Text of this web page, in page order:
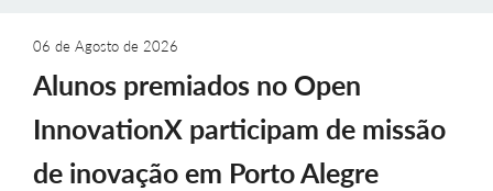
06 de Agosto de 2026
Alunos premiados no Open
InnovationX participam de missão
de inovação em Porto Alegre